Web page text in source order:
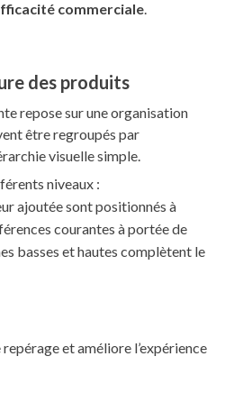
commerciale.
des produits
repose sur une organisation
être regroupés par
visuelle simple.
niveaux :
ajoutée sont positionnés à
courantes à portée de
basses et hautes complètent le
et améliore l’expérience